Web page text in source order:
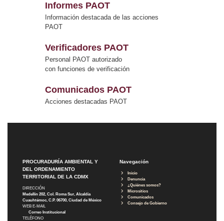
Informes PAOT
Información destacada de las acciones
PAOT
Verificadores PAOT
Personal PAOT autorizado
con funciones de verificación
Comunicados PAOT
Acciones destacadas PAOT
PROCURADURÍA AMBIENTAL Y
DEL ORDENAMIENTO
TERRITORIAL DE LA CDMX
DIRECCIÓN
Medellín 202, Col. Roma Sur, Alcaldía
Cuauhtémoc, C.P. 06700, Ciudad de México
WEB E-MAIL
Correo Institucional
TELÉFONO
Navegación
Inicio
Denuncia
¿Quiénes somos?
Micrositios
Comunicados
Consejo de Gobierno